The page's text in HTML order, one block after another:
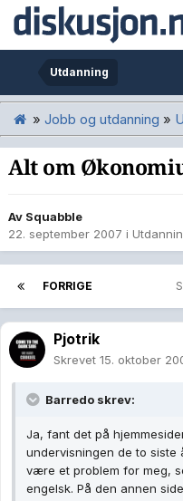
Utdanning
» Jobb og utdanning »
Alt om
Av Squabble
22. september 2007 i
FORRIGE
Pjotrik
Skrevet 15. oktober
Barredo skrev:
Ja, fant det på
undervisningen de to siste
være et problem for meg,
engelsk. På den annen